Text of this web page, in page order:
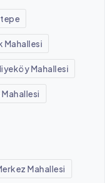
Mahallesi
Mahallesi
Mahallesi